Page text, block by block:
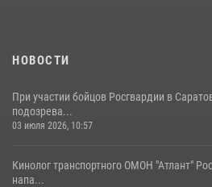
05 августа 2026, 12:55
НОВОСТИ
При участии бойцов Росгвардии в
подозрева...
03 июля 2026, 10:57
Кинолог транспортного ОМОН "Атлант"
напа...